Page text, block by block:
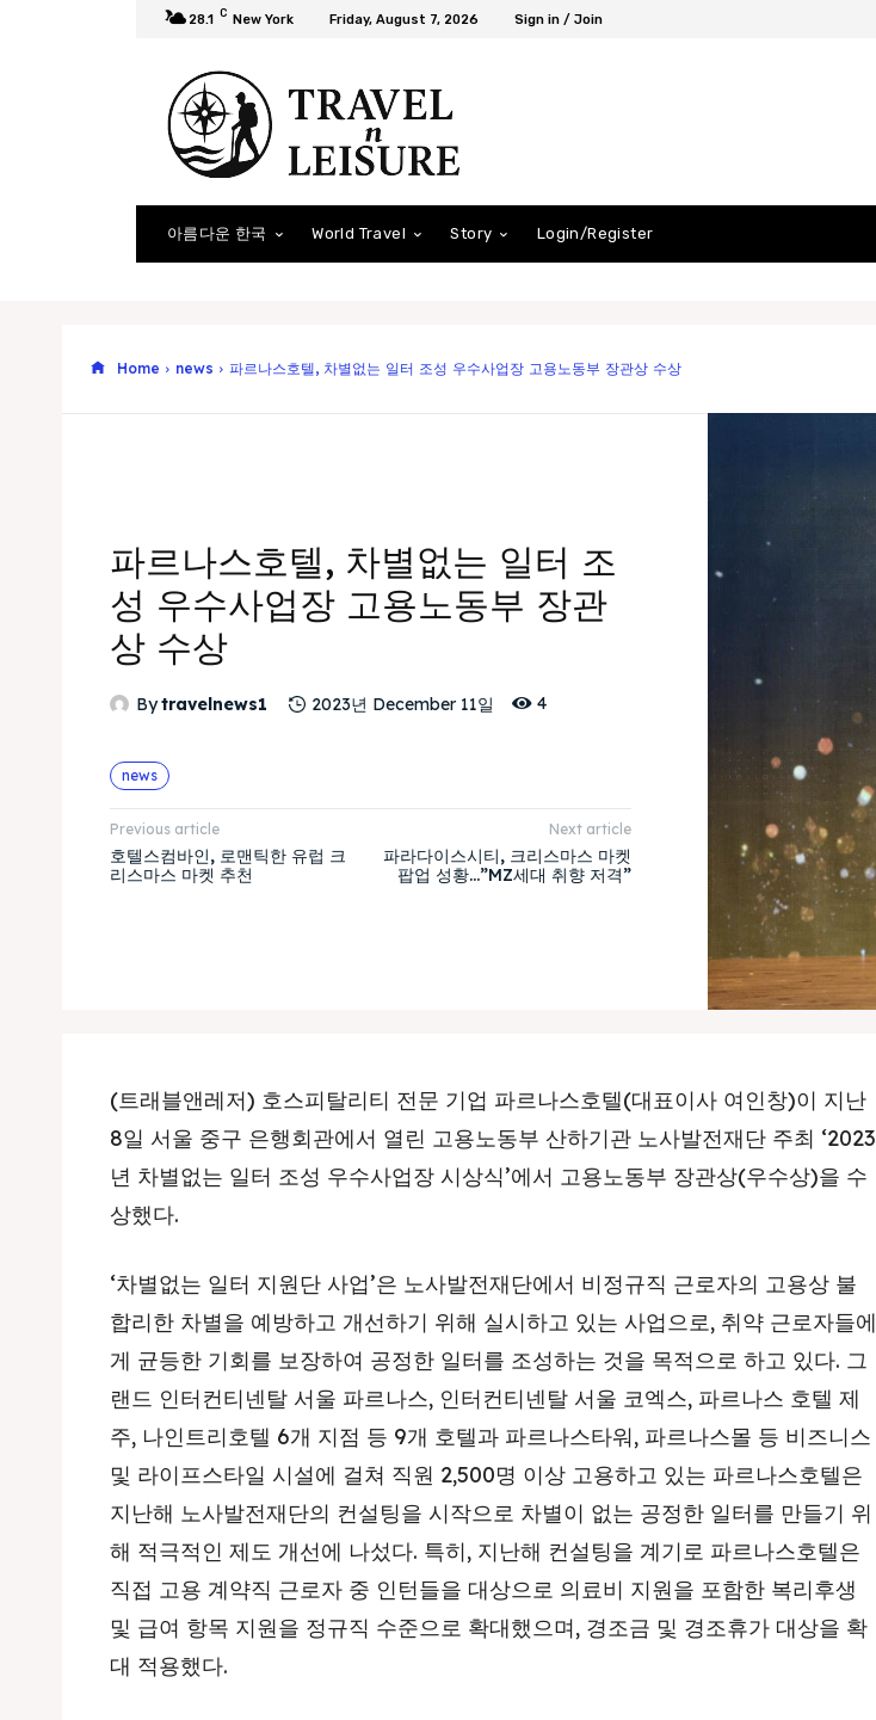
28.1 C New York Friday, August 7, 2026 Sign in / Join
아름다운 한국 World Travel Story Login/Register
Home news 파르나스호텔, 차별없는 일터 조성 우수사업장 고용노동부 장관상 수상
파르나스호텔, 차별없는 일터 조
성 우수사업장 고용노동부 장관
상 수상
Bytravelnews1 2023년 December 11일 4
news
Previous article
호텔스컴바인, 로맨틱한 유럽 크
리스마스 마켓 추천
Next article
파라다이스시티, 크리스마스 마켓
팝업 성황…”MZ세대 취향 저격”
(트래블앤레저) 호스피탈리티 전문 기업 파르나스호텔(대표이사 여인창)이 지난
8일 서울 중구 은행회관에서 열린 고용노동부 산하기관 노사발전재단 주최 ‘2023
년 차별없는 일터 조성 우수사업장 시상식’에서 고용노동부 장관상(우수상)을 수
상했다.
‘차별없는 일터 지원단 사업’은 노사발전재단에서 비정규직 근로자의 고용상 불
합리한 차별을 예방하고 개선하기 위해 실시하고 있는 사업으로, 취약 근로자들에
게 균등한 기회를 보장하여 공정한 일터를 조성하는 것을 목적으로 하고 있다. 그
랜드 인터컨티넨탈 서울 파르나스, 인터컨티넨탈 서울 코엑스, 파르나스 호텔 제
주, 나인트리호텔 6개 지점 등 9개 호텔과 파르나스타워, 파르나스몰 등 비즈니스
및 라이프스타일 시설에 걸쳐 직원 2,500명 이상 고용하고 있는 파르나스호텔은
지난해 노사발전재단의 컨설팅을 시작으로 차별이 없는 공정한 일터를 만들기 위
해 적극적인 제도 개선에 나섰다. 특히, 지난해 컨설팅을 계기로 파르나스호텔은
직접 고용 계약직 근로자 중 인턴들을 대상으로 의료비 지원을 포함한 복리후생
및 급여 항목 지원을 정규직 수준으로 확대했으며, 경조금 및 경조휴가 대상을 확
대 적용했다.